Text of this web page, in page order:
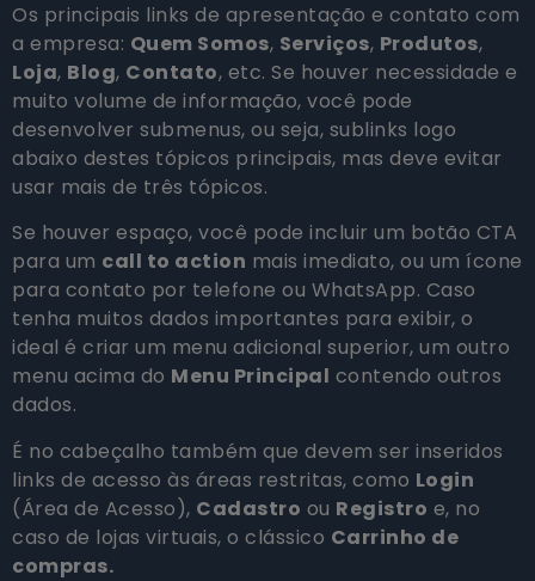
Os principais links de apresentação e contato com
a empresa: Quem Somos, Serviços, Produtos,
Loja, Blog, Contato, etc. Se houver necessidade e
muito volume de informação, você pode
desenvolver submenus, ou seja, sublinks logo
abaixo destes tópicos principais, mas deve evitar
usar mais de três tópicos.
Se houver espaço, você pode incluir um botão CTA
para um call to action mais imediato, ou um ícone
para contato por telefone ou WhatsApp. Caso
tenha muitos dados importantes para exibir, o
ideal é criar um menu adicional superior, um outro
menu acima do Menu Principal contendo outros
dados.
É no cabeçalho também que devem ser inseridos
links de acesso às áreas restritas, como Login
(Área de Acesso), Cadastro ou Registro e, no
caso de lojas virtuais, o clássico Carrinho de
compras.